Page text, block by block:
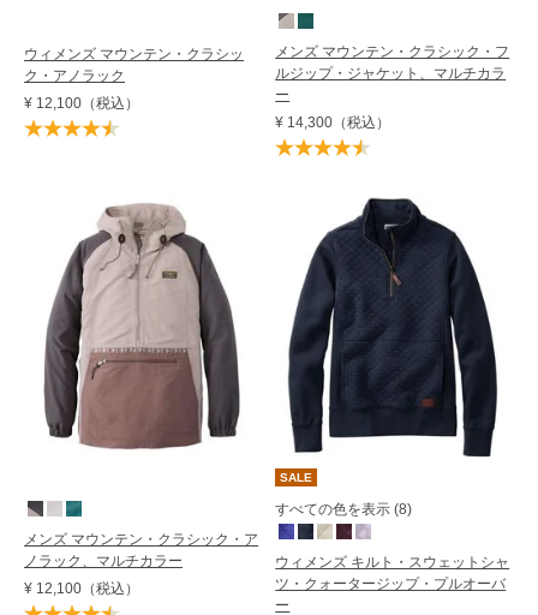
ウィメンズ マウンテン・クラシッ
ク・アノラック
¥ 12,100 （税込）
メンズ マウンテン・クラシック・フ
ルジップ・ジャケット、マルチカラ
ー
¥ 14,300 （税込）
メンズ マウンテン・クラシック・ア
ノラック、マルチカラー
¥ 12,100 （税込）
SALE
すべての色を表示 (8)
ウィメンズ キルト・スウェットシャ
ツ・クォータージップ・プルオーバ
ー